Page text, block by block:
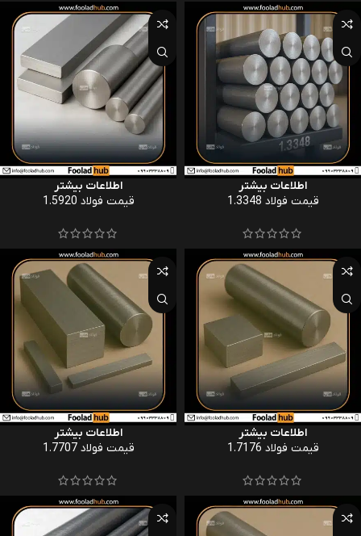
اطلاعات بیشتر
قیمت فولاد 1.3348
اطلاعات بیشتر
قیمت فولاد 1.5920
اطلاعات بیشتر
قیمت فولاد 1.7176
اطلاعات بیشتر
قیمت فولاد 1.7707